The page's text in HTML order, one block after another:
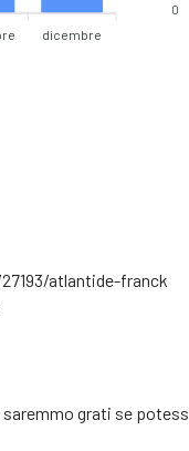
dicembre
0
atlantide-franck
grati se